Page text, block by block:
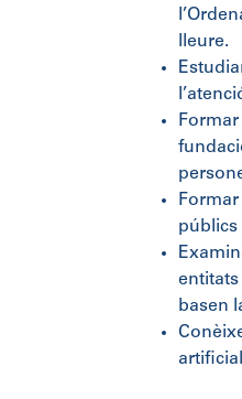
lleure.
públics
basen